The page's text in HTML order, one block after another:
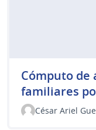
Cómputo de
familiares
César Ariel